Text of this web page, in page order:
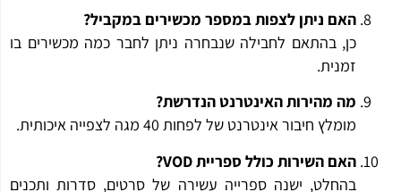
האם ניתן לצפות במספר מכשירים במקביל?
כן, בהתאם לחבילה שנבחרה ניתן לחבר כמה מכשירים בו
זמנית.
מה מהירות האינטרנט הנדרשת?
מומלץ חיבור אינטרנט של לפחות 40 מגה לצפייה איכותית.
האם השירות כולל ספריית VOD?
בהחלט, ישנה ספרייה עשירה של סרטים, סדרות ותכנים